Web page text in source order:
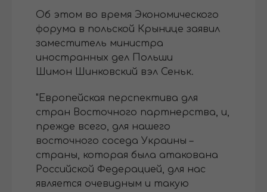
Об этом во время Экономического
форума в польской Крынице заявил
заместитель министра
иностранных дел Польши
Шимон Шинковский вэл Сеньк.
"Европейская перспектива для
стран Восточного партнерства, и,
прежде всего, для нашего
восточного соседа Украины –
страны, которая была атакована
Российской Федерацией, для нас
является очевидным и такую